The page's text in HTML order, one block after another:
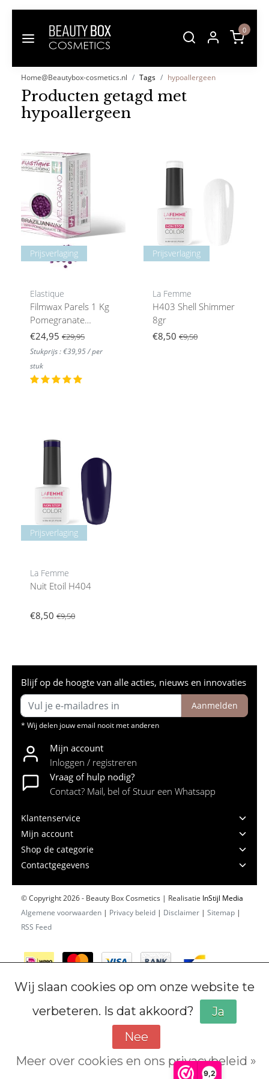
9,2
0
Home@Beautybox-cosmetics.nl Tags hypoallergeen
Producten getagd met
hypoallergeen
Prijsverlaging
Elastique
Filmwax Parels 1 Kg
Pomegranate
Hypoallergeen
€24,95 €29,95
Stukprijs : €39,95 / per
stuk
Prijsverlaging
La Femme
H403 Shell Shimmer
8gr
€8,50 €9,50
Prijsverlaging
La Femme
Nuit Etoil H404
€8,50 €9,50
Blijf op de hoogte van alle acties, nieuws en innovaties
Aanmelden
* Wij delen jouw email nooit met anderen
Mijn account
Inloggen / registreren
Vraag of hulp nodig?
Contact? Mail, bel of Stuur een Whatsapp
Klantenservice
Mijn account
Shop de categorie
Contactgegevens
© Copyright 2026 - Beauty Box Cosmetics | Realisatie InStijl Media
Algemene voorwaarden | Privacy beleid | Disclaimer | Sitemap |
RSS Feed
Wij slaan cookies op om onze website te
verbeteren. Is dat akkoord?
Ja
Nee
Meer over cookies en ons privacybeleid »